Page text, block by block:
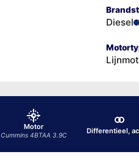
Diesel
Motor
Cummins 4BTAA 3.9C Differentieel,